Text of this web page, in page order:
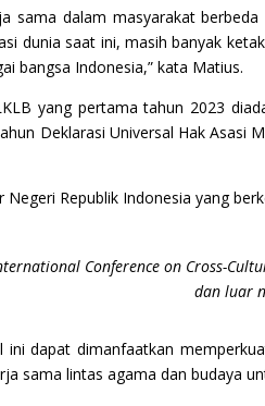
sama dalam masyarakat
dunia saat ini, masih banyak
bangsa Indonesia,” kata Matius.
yang pertama tahun 2023
Deklarasi Universal Hak
Republik Indonesia yang
Conference on Cross-
dan luar
dapat dimanfaatkan
sama lintas agama dan budaya